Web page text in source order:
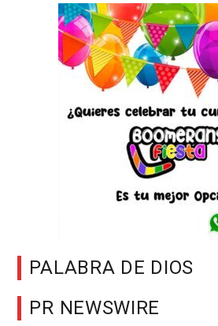
PALABRA DE DIOS
PR NEWSWIRE